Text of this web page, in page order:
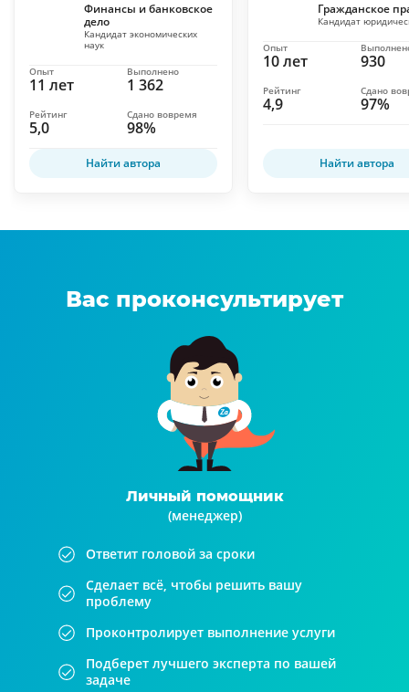
Финансы и банковское
дело
Кандидат экономических
наук
11 лет
Опыт
1 362
Выполнено
5,0
Рейтинг
98%
Сдано вовремя
Найти автора
Гражданское
Кандидат
10 лет
Опыт
930
4,9
Рейтинг
97%
Сдано
Найти автора
Вас проконсультирует
Личный помощник
(менеджер)
Ответит головой за сроки
Сделает всё, чтобы решить вашу
проблему
Проконтролирует выполнение услуги
Подберет лучшего эксперта по вашей
задаче